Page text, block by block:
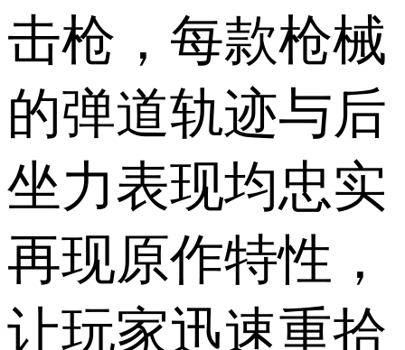
击枪，每款枪械
的弹道轨迹与后
坐力表现均忠实
再现原作特性，
让玩家迅速重拾